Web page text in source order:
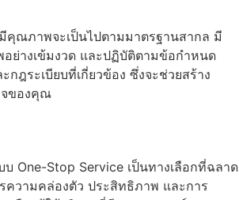
คุณภาพจะเป็นไปตามมาตรฐานสากล มี
ย่างเข้มงวด และปฏิบัติตามข้อกำหนด
ฎระเบียบที่เกี่ยวข้อง ซึ่งจะช่วยสร้าง
จของคุณ
บ One-Stop Service เป็นทางเลือกที่ฉลาด
ความคล่องตัว ประสิทธิภาพ และการ